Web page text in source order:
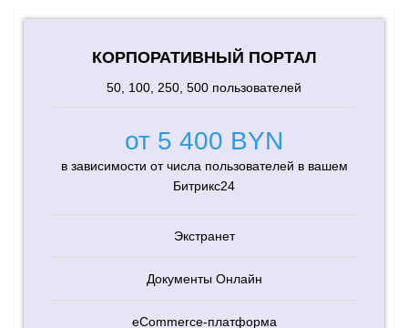
КОРПОРАТИВНЫЙ ПОРТАЛ
50, 100, 250, 500 пользователей
от 5 400 BYN
в зависимости от числа пользователей в вашем
Битрикс24
Экстранет
Документы Онлайн
eCommerce-платформа